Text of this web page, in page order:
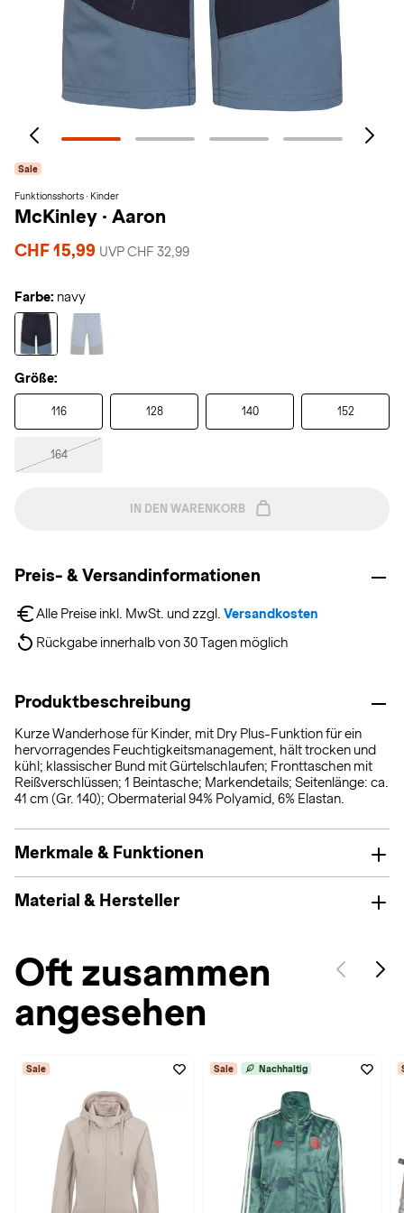
Sale
Funktionsshorts · Kinder
McKinley · Aaron
CHF 15,99 UVP CHF 32,99
Farbe: navy
Größe:
116 128 140 152
164
IN DEN WARENKORB
Preis- & Versandinformationen
Alle Preise inkl. MwSt. und zzgl. Versandkosten
Rückgabe innerhalb von 30 Tagen möglich
Produktbeschreibung
Kurze Wanderhose für Kinder, mit Dry Plus-Funktion für ein
hervorragendes Feuchtigkeitsmanagement, hält trocken und
kühl; klassischer Bund mit Gürtelschlaufen; Fronttaschen mit
Reißverschlüssen; 1 Beintasche; Markendetails; Seitenlänge: ca.
41 cm (Gr. 140); Obermaterial 94% Polyamid, 6% Elastan.
Merkmale & Funktionen
Material & Hersteller
Oft zusammen
angesehen
Sale Sale Nachhaltig